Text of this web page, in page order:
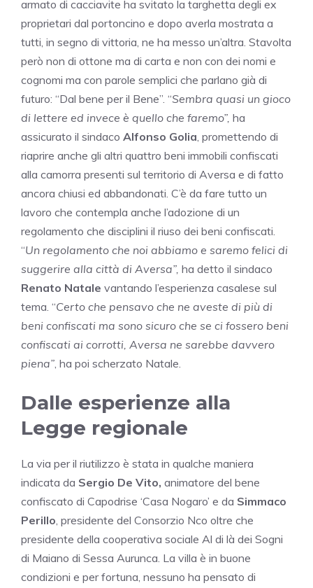
armato di cacciavite ha svitato la targhetta degli ex
proprietari dal portoncino e dopo averla mostrata a
tutti, in segno di vittoria, ne ha messo un’altra. Stavolta
però non di ottone ma di carta e non con dei nomi e
cognomi ma con parole semplici che parlano già di
futuro: “Dal bene per il Bene”. “Sembra quasi un gioco
di lettere ed invece è quello che faremo”, ha
assicurato il sindaco Alfonso Golia, promettendo di
riaprire anche gli altri quattro beni immobili confiscati
alla camorra presenti sul territorio di Aversa e di fatto
ancora chiusi ed abbandonati. C’è da fare tutto un
lavoro che contempla anche l’adozione di un
regolamento che disciplini il riuso dei beni confiscati.
“Un regolamento che noi abbiamo e saremo felici di
suggerire alla città di Aversa”, ha detto il sindaco
Renato Natale vantando l’esperienza casalese sul
tema. “Certo che pensavo che ne aveste di più di
beni confiscati ma sono sicuro che se ci fossero beni
confiscati ai corrotti, Aversa ne sarebbe davvero
piena”, ha poi scherzato Natale.
Dalle esperienze alla
Legge regionale
La via per il riutilizzo è stata in qualche maniera
indicata da Sergio De Vito, animatore del bene
confiscato di Capodrise ‘Casa Nogaro’ e da Simmaco
Perillo, presidente del Consorzio Nco oltre che
presidente della cooperativa sociale Al di là dei Sogni
di Maiano di Sessa Aurunca. La villa è in buone
condizioni e per fortuna, nessuno ha pensato di